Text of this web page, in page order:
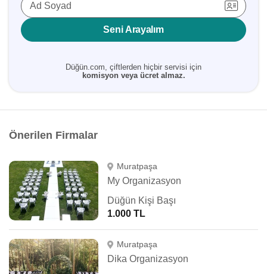
Ad Soyad
Seni Arayalım
Düğün.com, çiftlerden hiçbir servisi için
komisyon veya ücret almaz.
Önerilen Firmalar
Muratpaşa
My Organizasyon
Düğün Kişi Başı
1.000 TL
Muratpaşa
Dika Organizasyon